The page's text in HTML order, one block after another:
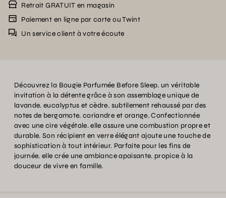
Retrait GRATUIT en magasin
Paiement en ligne par carte ou Twint
Un service client à votre écoute
Découvrez la Bougie Parfumée Before Sleep. un véritable
invitation à la détente grâce à son assemblage unique de
lavande. eucalyptus et cèdre. subtilement rehaussé par des
notes de bergamote. coriandre et orange. Confectionnée
avec une cire végétale. elle assure une combustion propre et
durable. Son récipient en verre élégant ajoute une touche de
sophistication à tout intérieur. Parfaite pour les fins de
journée. elle crée une ambiance apaisante. propice à la
douceur de vivre en famille.